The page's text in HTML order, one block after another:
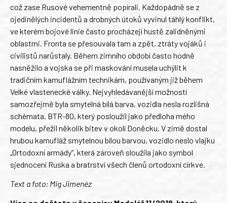
což zase Rusové vehementně popírali. Každopádně se z
ojedinělých incidentů a drobných útoků vyvinul táhlý konflikt,
ve kterém bojové linie často procházejí hustě zalidněnými
oblastmi. Fronta se přesouvala tam a zpět, ztráty vojáků i
civilistů narůstaly. Během zimního období často hodně
nasněžilo a vojska se při maskování musela uchýlit k
tradičním kamuflážním technikám, používaným již během
Velké vlastenecké války. Nejvyhledávanější možností
samozřejmě byla smytelná bílá barva, vozidla nesla rozlišná
schémata. BTR-80, který posloužil jako předloha mého
modelu, přežil několik bitev v okolí Doněcku. V zimě dostal
hrubou kamufláž smytelnou bílou barvou, vozidlo neslo vlajku
„Ortodoxní armády“, která zároveň sloužila jako symbol
sjednocení Ruska a bratrství všech členů ortodoxní církve.
Text a foto: Mig Jimenéz